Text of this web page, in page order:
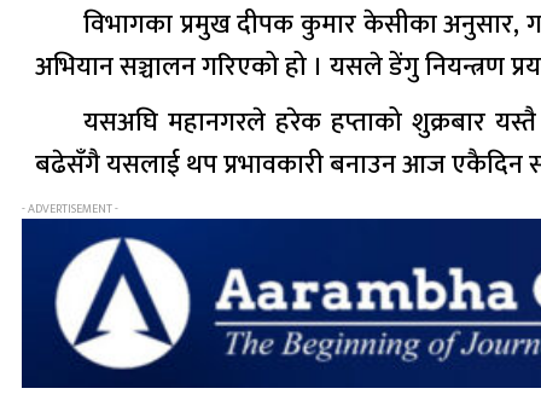
विभागका प्रमुख दीपक कुमार केसीका अनुसार,
अभियान सञ्चालन गरिएको हो । यसले डेंगु नियन्त्रण
यसअघि महानगरले हरेक हप्ताको शुक्रबार
बढेसँगै यसलाई थप प्रभावकारी बनाउन आज एकैदिन
- ADVERTISEMENT -